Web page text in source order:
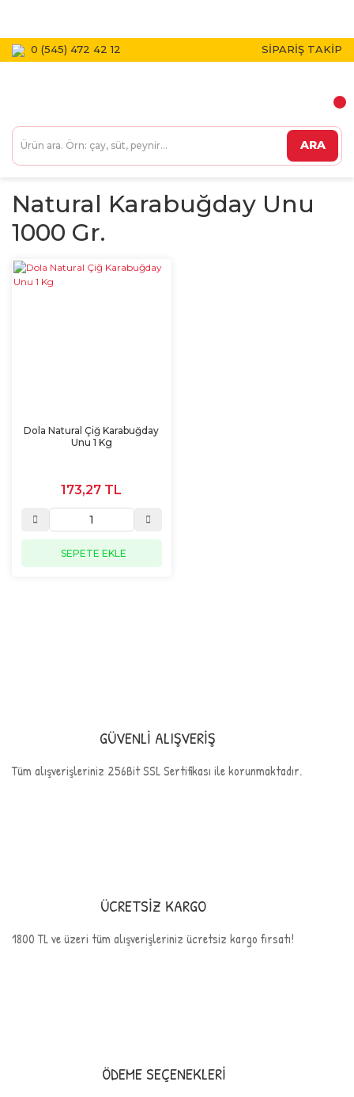
0 (545) 472 42 12 SİPARİŞ TAKİP
ARA
Natural Karabuğday Unu
1000 Gr.
Dola Natural Çiğ Karabuğday
Unu 1 Kg
173,27 TL
SEPETE EKLE
GÜVENLİ ALIŞVERİŞ
Tüm alışverişleriniz 256Bit SSL Sertifikası ile korunmaktadır.
ÜCRETSİZ KARGO
1800 TL ve üzeri tüm alışverişleriniz ücretsiz kargo fırsatı!
ÖDEME SEÇENEKLERİ